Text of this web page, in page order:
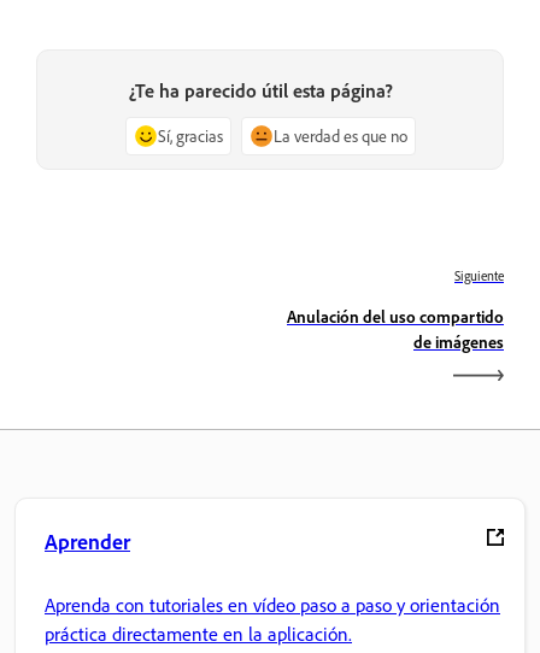
¿Te ha parecido útil esta página?
Sí, gracias La verdad es que no
Siguiente
Anulación del uso compartido
de imágenes
Aprender
Aprenda con tutoriales en vídeo paso a paso y orientación
práctica directamente en la aplicación.